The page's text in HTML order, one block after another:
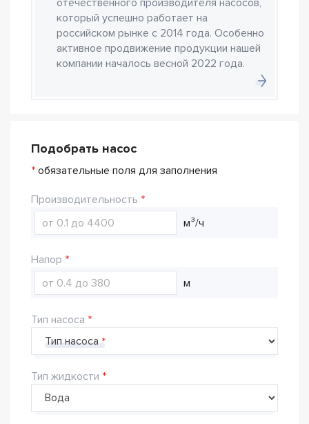
отечественного производителя насосов,
который успешно работает на
российском рынке с 2014 года. Особенно
активное продвижение продукции нашей
компании началось весной 2022 года.
Подобрать насос
* обязательные поля для заполнения
Производительность
м³/ч
Напор
м
Тип насоса
Тип насоса
Тип жидкости